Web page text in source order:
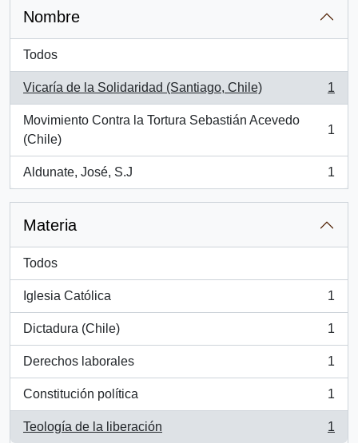
Nombre
Todos
Vicaría de la Solidaridad (Santiago, Chile)
, 1 resultados
1
Movimiento Contra la Tortura Sebastián Acevedo
(Chile)
, 1 resultados
1
Aldunate, José, S.J
, 1 resultados
1
Materia
Todos
Iglesia Católica
, 1 resultados
1
Dictadura (Chile)
, 1 resultados
1
Derechos laborales
, 1 resultados
1
Constitución política
, 1 resultados
1
Teología de la liberación
, 1 resultados
1